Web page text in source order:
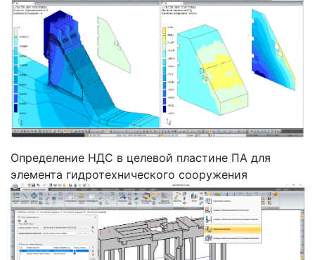
Определение НДС в целевой пластине ПА для
элемента гидротехнического сооружения